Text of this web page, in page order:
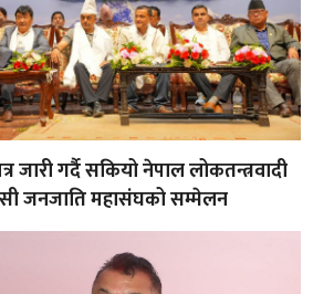
जारी गर्दै सकियो नेपाल लोकतन्त्रवादी
जनजाति महासंघको सम्मेलन